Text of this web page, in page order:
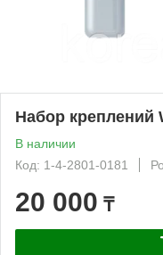
Набор креплений
В наличии
Код: 1-4-2801-0181
20 000 ₸